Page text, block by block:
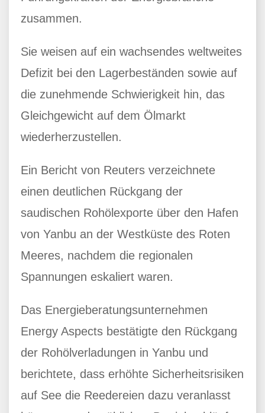
zusammen.
Sie weisen auf ein wachsendes weltweites
Defizit bei den Lagerbeständen sowie auf
die zunehmende Schwierigkeit hin, das
Gleichgewicht auf dem Ölmarkt
wiederherzustellen.
Ein Bericht von Reuters verzeichnete
einen deutlichen Rückgang der
saudischen Rohölexporte über den Hafen
von Yanbu an der Westküste des Roten
Meeres, nachdem die regionalen
Spannungen eskaliert waren.
Das Energieberatungsunternehmen
Energy Aspects bestätigte den Rückgang
der Rohölverladungen in Yanbu und
berichtete, dass erhöhte Sicherheitsrisiken
auf See die Reedereien dazu veranlasst